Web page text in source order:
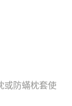
或防蟎枕套使